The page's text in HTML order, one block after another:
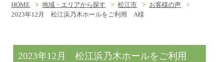
HOME 地域・エリアから探す 松江市
お客様の声
2023年12月 松江浜乃木ホールをご利用 A様
2023年12月 松江浜乃木ホールをご利用